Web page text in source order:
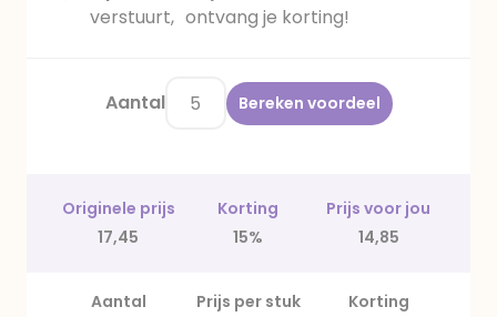
verstuurt, ontvang je korting!
Aantal Bereken voordeel
Originele prijs Korting
Prijs voor jou
17,45
15% 14,85
Aantal Prijs per stuk
Korting